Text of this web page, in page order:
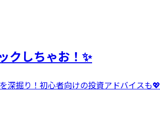
クしちゃお！✨
深掘り！初心者向けの投資アドバイスも💖